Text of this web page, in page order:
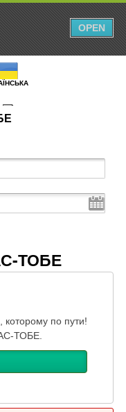
ТОБЕ
по пути!
ТОБЕ.
OPEN